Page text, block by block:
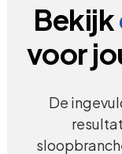
Bekijk
voor
De